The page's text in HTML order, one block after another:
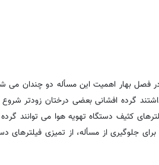
فصل بهار اهمیت این مسأله دو چندان می
گرده افشانی بعضی درختان زودتر
کثیف دستگاه تهویه هوا می توانند
از مسأله، از تمیزی فیلترهای